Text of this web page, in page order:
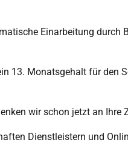
Einarbeitung durch
13. Monatsgehalt für den
wir schon jetzt an Ihre
Dienstleistern und